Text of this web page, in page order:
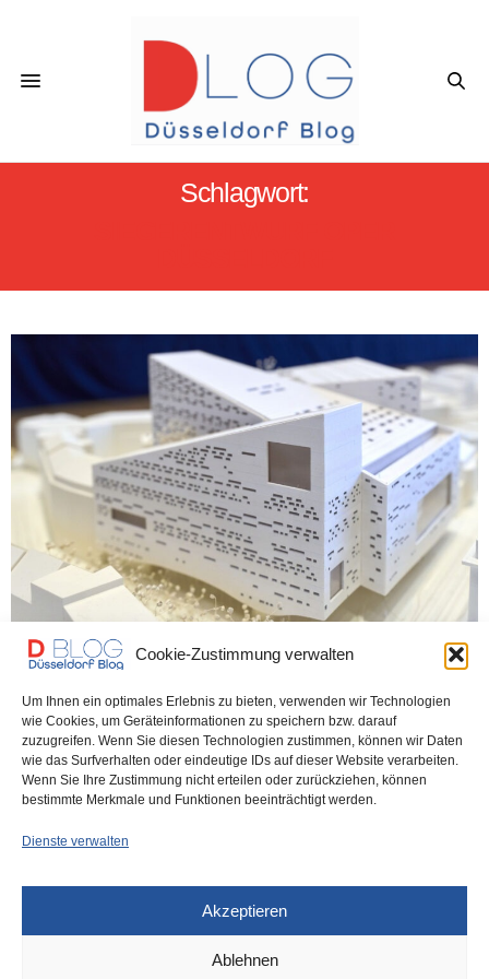
Cookie-Zustimmung verwalten
Um Ihnen ein optimales Erlebnis zu bieten, verwenden wir Technologien
wie Cookies, um Geräteinformationen zu speichern bzw. darauf
zuzugreifen. Wenn Sie diesen Technologien zustimmen, können wir Daten
wie das Surfverhalten oder eindeutige IDs auf dieser Website verarbeiten.
Wenn Sie Ihre Zustimmung nicht erteilen oder zurückziehen, können
bestimmte Merkmale und Funktionen beeinträchtigt werden.
Dienste verwalten
Akzeptieren
Ablehnen
Schlagwort:
DÜSSELDORF KULTUR 19. NOVEMBER 2025
Opernhaus – das ist der wunderbare
Siegerentwurf (Video)
Das Preisgericht des Generalplanungswettbewerbs „Opernhaus